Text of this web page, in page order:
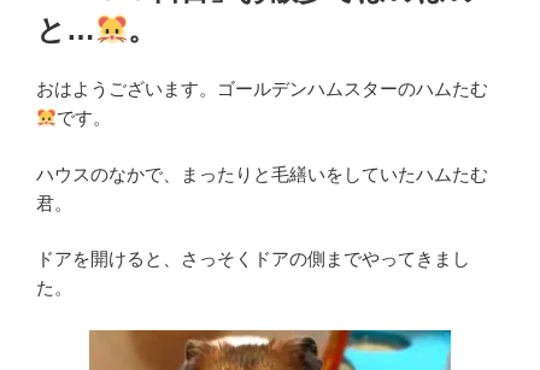
と…
。
おはようございます。ゴールデンハムスターのハムたむ
です。
ハウスのなかで、まったりと毛繕いをしていたハムたむ
君。
ドアを開けると、さっそくドアの側までやってきまし
た。